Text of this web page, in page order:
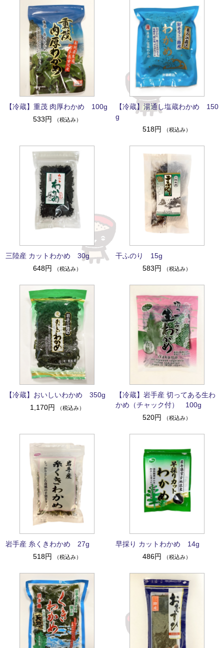
【冷蔵】重茂 肉厚わかめ 100g
533円
（税込み）
【冷蔵】湯通し塩蔵わかめ 150
g
518円
（税込み）
三陸産 カットわかめ 30g
648円
（税込み）
干ふのり 15g
583円
（税込み）
【冷蔵】おいしいわかめ 350g
1,170円
（税込み）
【冷蔵】岩手産 切ってある生わ
かめ（チャック付） 100g
520円
（税込み）
岩手産 糸くきわかめ 27g
518円
（税込み）
早採り カットわかめ 14g
486円
（税込み）